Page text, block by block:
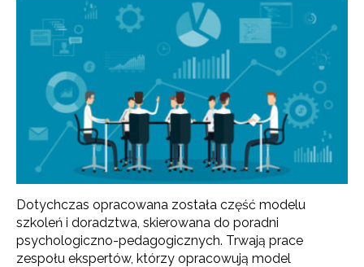
Dotychczas opracowana została część modelu
szkoleń i doradztwa, skierowana do poradni
psychologiczno-pedagogicznych. Trwają prace
zespołu ekspertów, którzy opracowują model